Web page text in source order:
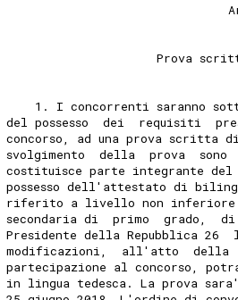
Prova
1. I concorrenti saranno
del possesso  dei  requisiti
concorso, ad una prova scritta
svolgimento  della  prova
costituisce parte integrante
possesso dell'attestato di
riferito a livello non
secondaria di  primo  grado,
Presidente della Repubblica
modificazioni,  all'atto  della
partecipazione al concorso,
in lingua tedesca. La prova